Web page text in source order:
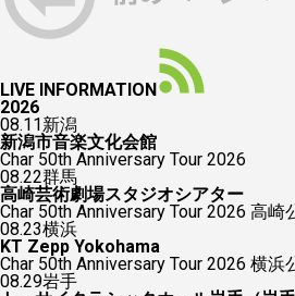
LIVE INFORMATION
2026
08.11新潟
新潟市音楽文化会館
Char 50th Anniversary Tour 2026
08.22群馬
高崎芸術劇場スタジオシアター
Char 50th Anniversary Tour 2026 高崎
08.23横浜
KT Zepp Yokohama
Char 50th Anniversary Tour 2026 横浜
08.29岩手